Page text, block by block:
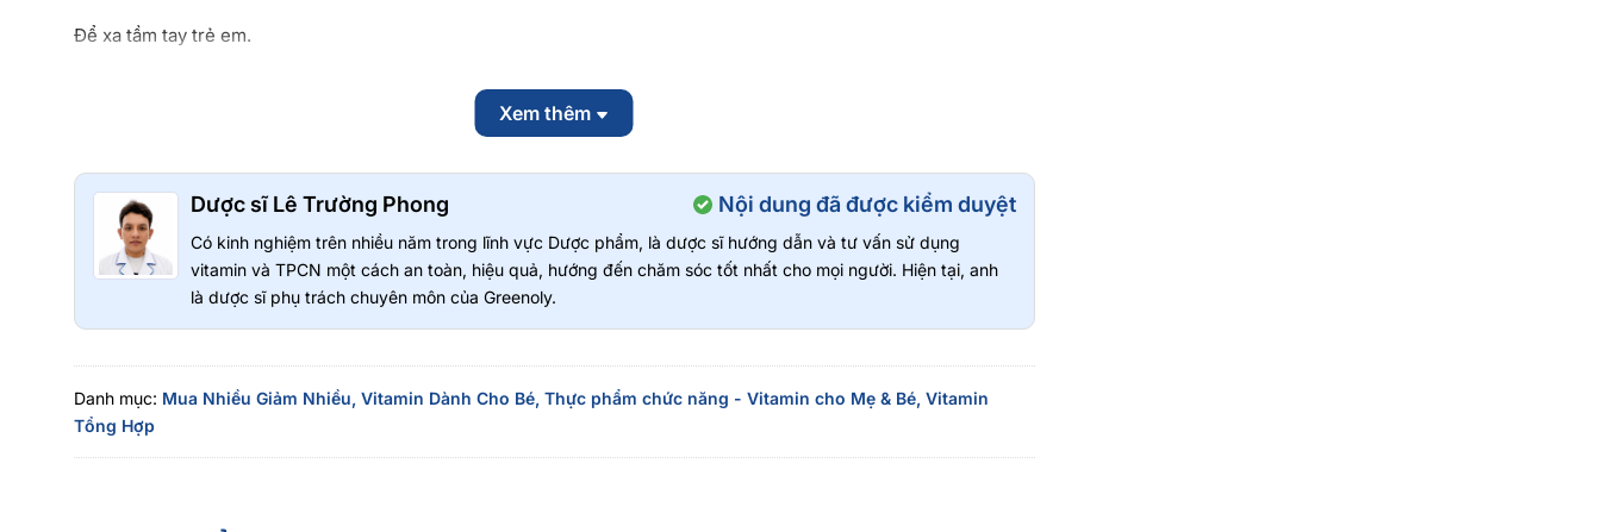
Để xa tầm tay trẻ em.
Lưu ý: Thực phẩm này không phải là th.u.ố.c, không có tác dụng thay thế th.u.ố.c chữa b.ệ.n.h, hiệu quả sử dụng
Greenoly cam kết cung cấp sản phẩm chính hãng 100%, có nguồn gốc rõ ràng và an toàn cho sức khỏe.
📍Địa chỉ cửa hàng: Số 36 Đường số 14 - KDC Him Lam - Phường Tân Hưng (Q7 cũ) - TP Hồ Chí Minh
Hotline tư vấn
Website www.greenoly.vn
Sản phẩm liên quan
Đừng quên ghé xem thêm tại 👉Sản phẩm dành cho Mẹ & Bé để khám phá nhiều sản phẩm hấp dẫn hơn nhé!
Xem thêm
Dược sĩ Lê Trường Phong Nội dung đã được kiểm duyệt
Có kinh nghiệm trên nhiều năm trong lĩnh vực Dược phẩm, là dược sĩ hướng dẫn và tư vấn sử dụng
vitamin và TPCN một cách an toàn, hiệu quả, hướng đến chăm sóc tốt nhất cho mọi người. Hiện tại, anh
là dược sĩ phụ trách chuyên môn của Greenoly.
Danh mục: Mua Nhiều Giảm Nhiều, Vitamin Dành Cho Bé, Thực phẩm chức năng - Vitamin cho Mẹ & Bé, Vitamin
Tổng Hợp